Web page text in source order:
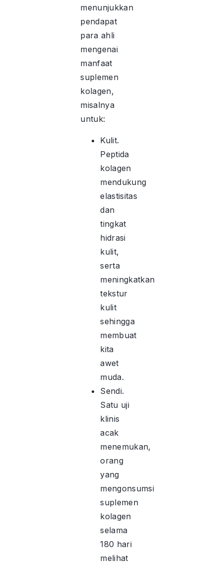
menunjukkan
pendapat
para ahli
mengenai
manfaat
suplemen
kolagen,
misalnya
untuk:
Kulit.
Peptida
kolagen
mendukung
elastisitas
dan
tingkat
hidrasi
kulit,
serta
meningkatkan
tekstur
kulit
sehingga
membuat
kita
awet
muda.
Sendi.
Satu uji
klinis
acak
menemukan,
orang
yang
mengonsumsi
suplemen
kolagen
selama
180 hari
melihat